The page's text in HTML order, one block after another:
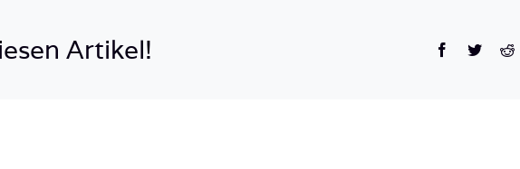
Artikel! Facebook
Twitter